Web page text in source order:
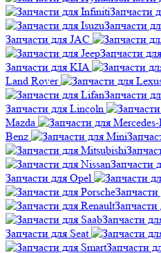
Запчасти
Запчасти
Запчасти для JAC
Запчасти
Запчасти для KIA
Land Rover
Запчасти
Запчасти для Lincoln
Mazda
Benz
Запчасти
Запчасти для Opel
Запчасти
Запчасти
Запчасти
Запчасти для Seat
Запчасти